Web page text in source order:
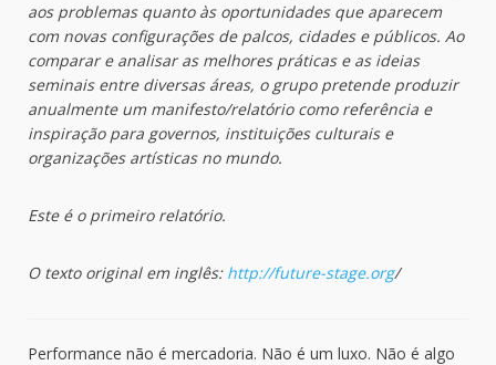
aos problemas quanto às oportunidades que aparecem
com novas configurações de palcos, cidades e públicos. Ao
comparar e analisar as melhores práticas e as ideias
seminais entre diversas áreas, o grupo pretende produzir
anualmente um manifesto/relatório como referência e
inspiração para governos, instituições culturais e
organizações artísticas no mundo.
Este é o primeiro relatório.
O texto original em inglês: http://future-stage.org/
Performance não é mercadoria. Não é um luxo. Não é algo